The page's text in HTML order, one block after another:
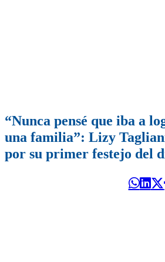
“Nunca pensé que iba a
una familia”: Lizy
por su primer festejo del